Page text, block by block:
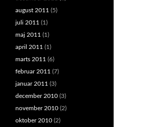
august 2011 (5)
juli 2011 (1)
maj 2011 (1)
april 2011 (1)
marts 2011 (6)
februar 2011 (7)
januar 2011 (3)
december 2010 (3)
november 2010 (2)
oktober 2010 (2)